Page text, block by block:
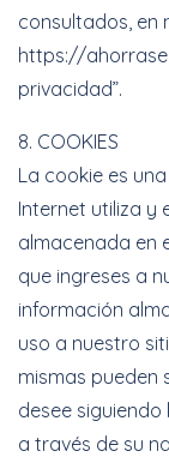
consultados, en
https://
privacidad”.
8. COOKIES
La cookie es
Internet utiliza y
almacenada en
que ingreses a
información
uso a nuestro
mismas pueden
desee
a través de su